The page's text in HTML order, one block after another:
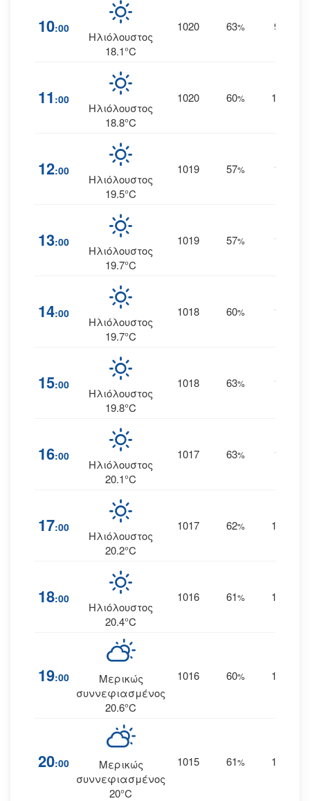
10:00
Ηλιόλουστος
18.1°C
1020 63% 9
11 :00
Ηλιόλουστος
18.8°C
1020 60% 10
12:00
Ηλιόλουστος
19.5°C
1019 57% 12
13:00
Ηλιόλουστος
19.7°C
1019 57% 13
14:00
Ηλιόλουστος
19.7°C
1018 60% 14
15:00
Ηλιόλουστος
19.8°C
1018 63% 14
16:00
Ηλιόλουστος
20.1°C
1017 63% 13
17:00
Ηλιόλουστος
20.2°C
1017 62% 13
18:00
Ηλιόλουστος
20.4°C
1016 61% 12
19:00
Μερικώς
συννεφιασμένος
20.6°C
1016 60% 13
20:00
Μερικώς
συννεφιασμένος
20°C
1015 61% 13